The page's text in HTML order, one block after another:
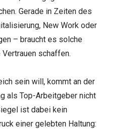
Gerade in Zeiten des
New Work oder
– braucht es solche
schaffen.
sein will, kommt an der
als Top-Arbeitgeber nicht
ist dabei kein
einer gelebten Haltung: